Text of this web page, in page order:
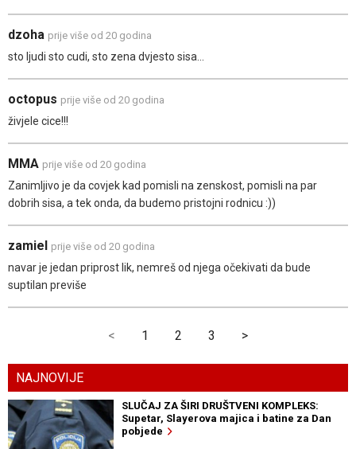
dzoha prije više od 20 godina
sto ljudi sto cudi, sto zena dvjesto sisa...
octopus prije više od 20 godina
živjele cice!!!
MMA prije više od 20 godina
Zanimljivo je da covjek kad pomisli na zenskost, pomisli na par
dobrih sisa, a tek onda, da budemo pristojni rodnicu :))
zamiel prije više od 20 godina
navar je jedan priprost lik, nemreš od njega očekivati da bude
suptilan previše
< 1 2 3 >
NAJNOVIJE
SLUČAJ ZA ŠIRI DRUŠTVENI KOMPLEKS:
Supetar, Slayerova majica i batine za Dan
pobjede